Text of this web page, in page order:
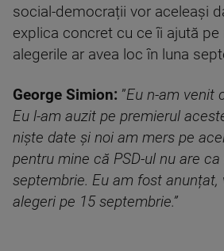
social-democrații vor aceleași
explica concret cu ce îi ajută
alegerile ar avea loc în luna
George Simion: ”Eu n-am venit
Eu l-am auzit pe premierul
niște date și noi am mers pe
pentru mine că PSD-ul nu are
septembrie. Eu am fost anunțat,
alegeri pe 15 septembrie.”